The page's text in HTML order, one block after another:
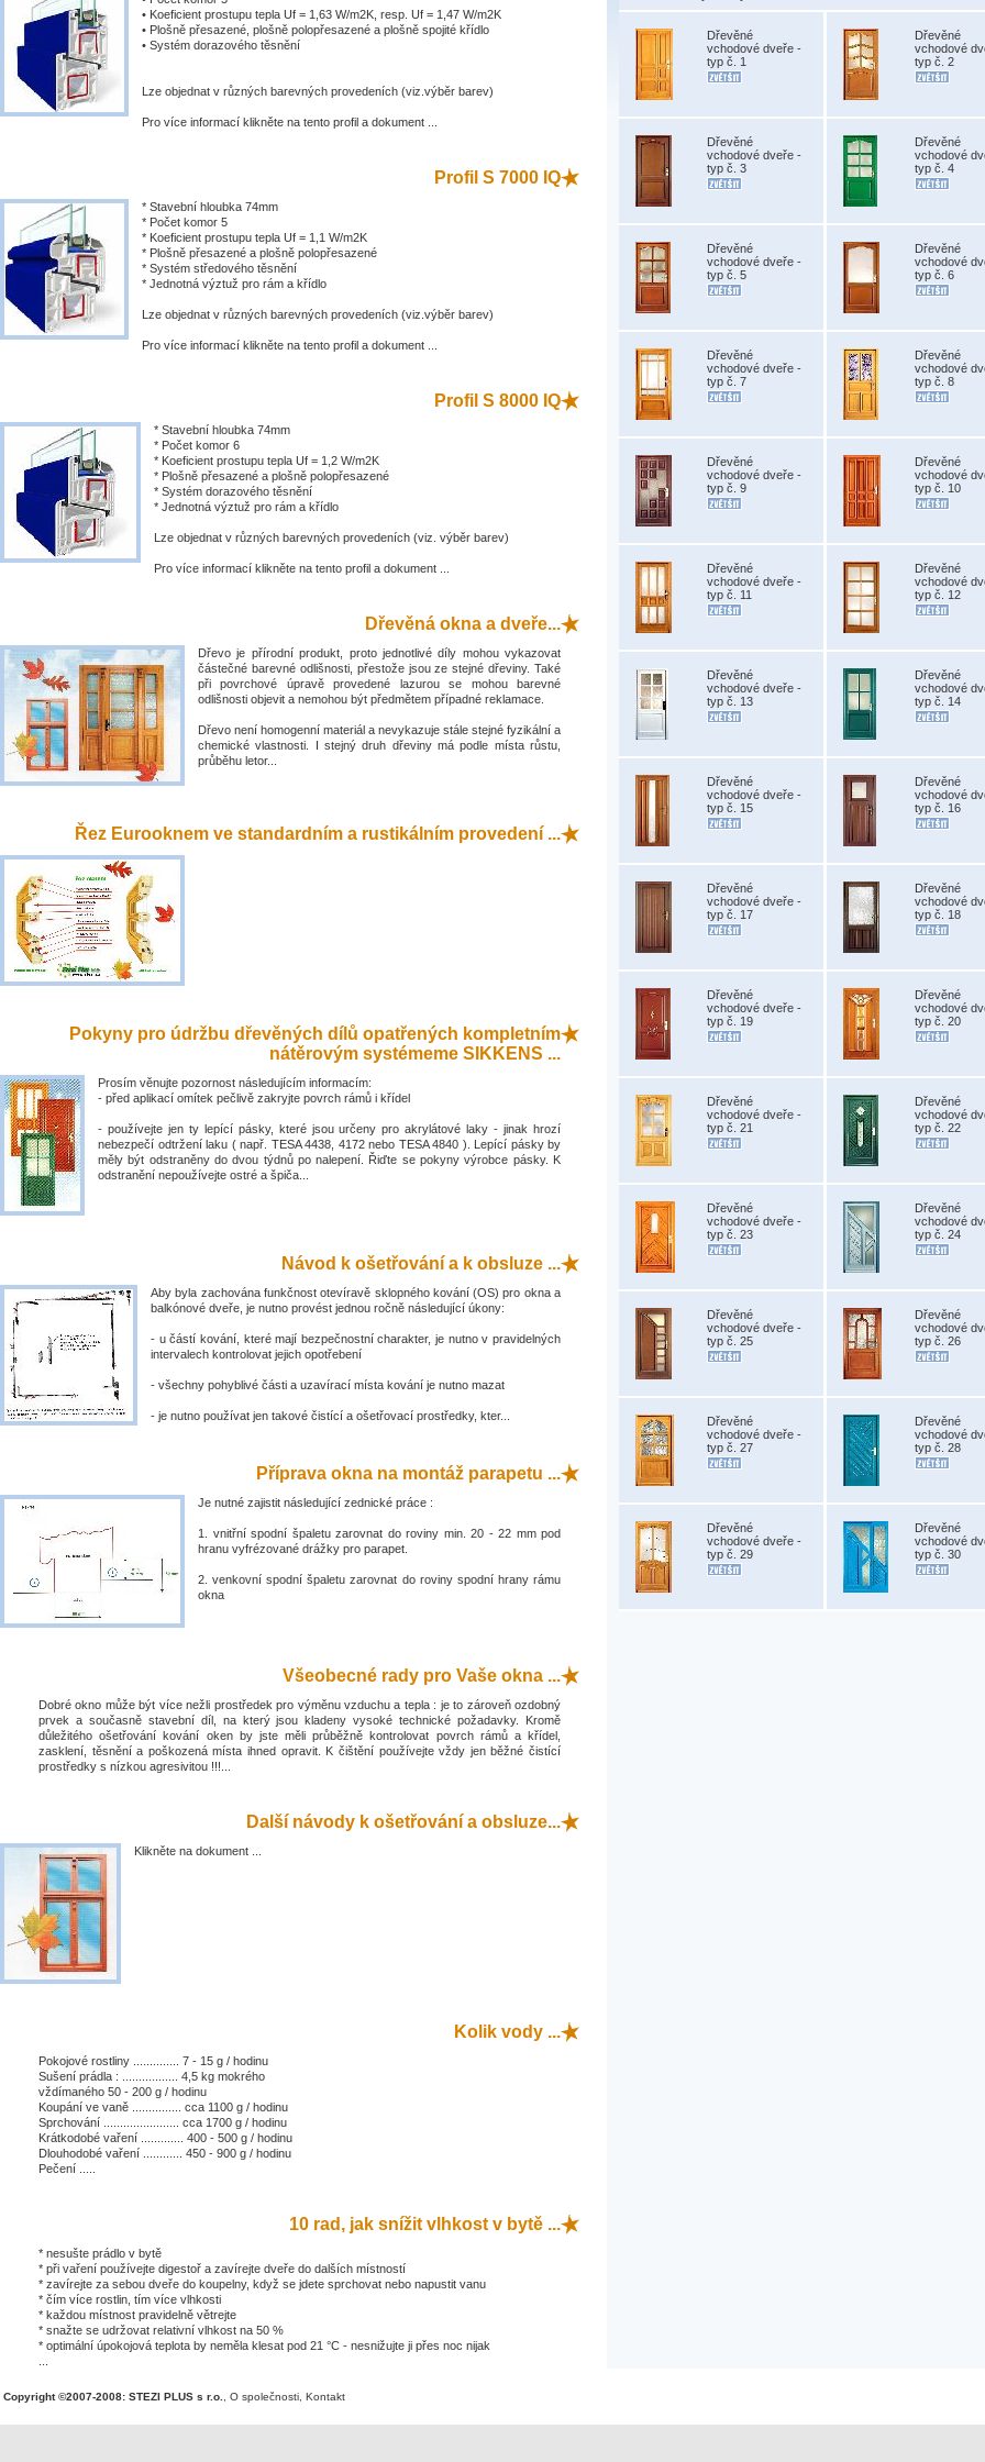
• Koeficient prostupu tepla Uf = 1,63 W/m2K, resp. Uf = 1,47 W/m2K
• Plošně přesazené, plošně polopřesazené a plošně spojité křídlo
• Systém dorazového těsnění
Lze objednat v různých barevných provedeních (viz.výběr barev)
Pro více informací klikněte na tento profil a dokument ...
Profil S 7000 IQ
* Stavební hloubka 74mm
* Počet komor 5
* Koeficient prostupu tepla Uf = 1,1 W/m2K
* Plošně přesazené a plošně polopřesazené
* Systém středového těsnění
* Jednotná výztuž pro rám a křídlo
Lze objednat v různých barevných provedeních (viz.výběr barev)
Pro více informací klikněte na tento profil a dokument ...
Profil S 8000 IQ
* Stavební hloubka 74mm
* Počet komor 6
* Koeficient prostupu tepla Uf = 1,2 W/m2K
* Plošně přesazené a plošně polopřesazené
* Systém dorazového těsnění
* Jednotná výztuž pro rám a křídlo
Lze objednat v různých barevných provedeních (viz. výběr barev)
Pro více informací klikněte na tento profil a dokument ...
Dřevěná okna a dveře...
Dřevo je přírodní produkt, proto jednotlivé díly mohou vykazovat
částečné barevné odlišnosti, přestože jsou ze stejné dřeviny. Také
při povrchové úpravě provedené lazurou se mohou barevné
odlišnosti objevit a nemohou být předmětem případné reklamace.
Dřevo není homogenní materiál a nevykazuje stále stejné fyzikální a
chemické vlastnosti. I stejný druh dřeviny má podle místa růstu,
průběhu letor...
Řez Eurooknem ve standardním a rustikálním provedení ...
Pokyny pro údržbu dřevěných dílů opatřených kompletním
nátěrovým systémeme SIKKENS ...
Prosím věnujte pozornost následujícím informacím:
- před aplikací omítek pečlivě zakryjte povrch rámů i křídel
- používejte jen ty lepící pásky, které jsou určeny pro akrylátové laky - jinak hrozí
nebezpečí odtržení laku ( např. TESA 4438, 4172 nebo TESA 4840 ). Lepící pásky by
měly být odstraněny do dvou týdnů po nalepení. Řiďte se pokyny výrobce pásky. K
odstranění nepoužívejte ostré a špiča...
Návod k ošetřování a k obsluze ...
Aby byla zachována funkčnost otevíravě sklopného kování (OS) pro okna a
balkónové dveře, je nutno provést jednou ročně následující úkony:
- u částí kování, které mají bezpečnostní charakter, je nutno v pravidelných
intervalech kontrolovat jejich opotřebení
- všechny pohyblivé části a uzavírací místa kování je nutno mazat
- je nutno používat jen takové čistící a ošetřovací prostředky, kter...
Příprava okna na montáž parapetu ...
Je nutné zajistit následující zednické práce :
1. vnitřní spodní špaletu zarovnat do roviny min. 20 - 22 mm pod
hranu vyfrézované drážky pro parapet.
2. venkovní spodní špaletu zarovnat do roviny spodní hrany rámu
okna
Všeobecné rady pro Vaše okna ...
Dobré okno může být více nežli prostředek pro výměnu vzduchu a tepla : je to zároveň ozdobný
prvek a současně stavební díl, na který jsou kladeny vysoké technické požadavky. Kromě
důležitého ošetřování kování oken by jste měli průběžně kontrolovat povrch rámů a křídel,
zasklení, těsnění a poškozená místa ihned opravit. K čištění používejte vždy jen běžné čistící
prostředky s nízkou agresivitou !!!...
Další návody k ošetřování a obsluze...
Klikněte na dokument ...
Kolik vody ...
Pokojové rostliny .............. 7 - 15 g / hodinu
Sušení prádla : ................. 4,5 kg mokrého
vždímaného 50 - 200 g / hodinu
Koupání ve vaně ............... cca 1100 g / hodinu
Sprchování ....................... cca 1700 g / hodinu
Krátkodobé vaření ............. 400 - 500 g / hodinu
Dlouhodobé vaření ............ 450 - 900 g / hodinu
Pečení .....
10 rad, jak snížit vlhkost v bytě ...
* nesušte prádlo v bytě
* při vaření používejte digestoř a zavírejte dveře do dalších místností
* zavírejte za sebou dveře do koupelny, když se jdete sprchovat nebo napustit vanu
* čím více rostlin, tím více vlhkosti
* každou místnost pravidelně větrejte
* snažte se udržovat relativní vlhkost na 50 %
* optimální úpokojová teplota by neměla klesat pod 21 °C - nesnižujte ji přes noc nijak
Dřevěné
vchodové dveře -
typ č. 1
Dřevěné
vchodové
typ č. 2
Dřevěné
vchodové dveře -
typ č. 3
Dřevěné
vchodové
typ č. 4
Dřevěné
vchodové dveře -
typ č. 5
Dřevěné
vchodové
typ č. 6
Dřevěné
vchodové dveře -
typ č. 7
Dřevěné
vchodové
typ č. 8
Dřevěné
vchodové dveře -
typ č. 9
Dřevěné
vchodové
typ č. 10
Dřevěné
vchodové dveře -
typ č. 11
Dřevěné
vchodové
typ č. 12
Dřevěné
vchodové dveře -
typ č. 13
Dřevěné
vchodové
typ č. 14
Dřevěné
vchodové dveře -
typ č. 15
Dřevěné
vchodové
typ č. 16
Dřevěné
vchodové dveře -
typ č. 17
Dřevěné
vchodové
typ č. 18
Dřevěné
vchodové dveře -
typ č. 19
Dřevěné
vchodové
typ č. 20
Dřevěné
vchodové dveře -
typ č. 21
Dřevěné
vchodové
typ č. 22
Dřevěné
vchodové dveře -
typ č. 23
Dřevěné
vchodové
typ č. 24
Dřevěné
vchodové dveře -
typ č. 25
Dřevěné
vchodové
typ č. 26
Dřevěné
vchodové dveře -
typ č. 27
Dřevěné
vchodové
typ č. 28
Dřevěné
vchodové dveře -
typ č. 29
Dřevěné
vchodové
typ č. 30
Copyright ©2007-2008: STEZI PLUS s r.o. O společnosti Kontakt